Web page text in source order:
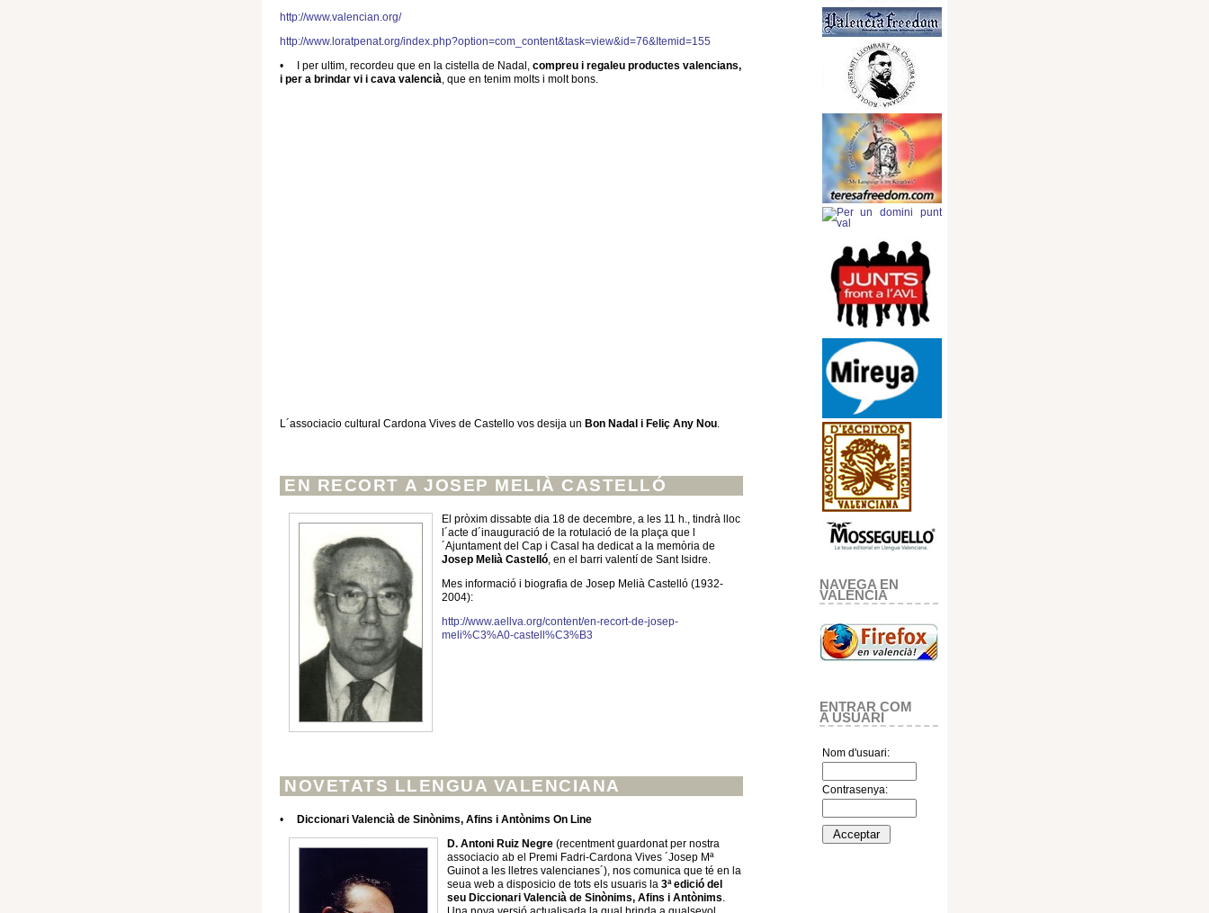
http://www.valencian.org/
http://www.loratpenat.org/index.php?option=com_content&task=view&id=76&Itemid=155
• I per ultim, recordeu que en la cistella de Nadal, compreu i regaleu productes valencians,
i per a brindar vi i cava valencià , que en tenim molts i molt bons.
L´associacio cultural Cardona Vives de Castello vos desija un Bon Nadal i Feliç Any Nou
EN RECORT A JOSEP MELIÀ CASTELLÓ
El pròxim dissabte dia 18 de decembre, a les 11 h., tindrà lloc
l´acte d´inauguració de la rotulació de la plaça que l
´Ajuntament del Cap i Casal ha dedicat a la memòria de
Josep Melià Castelló, en el barri valentí de Sant Isidre.
Mes informació i biografia de Josep Melià Castelló (1932-
2004):
http://www.aellva.org/content/en-recort-de-josep-
meli%C3%A0-castell%C3%B3
NOVETATS LLENGUA VALENCIANA
• Diccionari Valencià de Sinònims, Afins i Antònims On Line
D. Antoni Ruiz Negre (recentment guardonat per nostra
associacio ab el Premi Fadri-Cardona Vives ´Josep Mª
Guinot a les lletres valencianes´), nos comunica que té en la
seua web a disposicio de tots els usuaris la 3ª edició del
seu Diccionari Valencià de Sinònims, Afins i Antònims
NAVEGA EN
VALENCIA
ENTRAR COM
A USUARI
Nom d'usuari:
Contrasenya: